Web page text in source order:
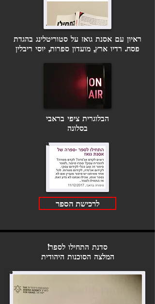
ראיון עם אסנת גואז על סטוריטלינג בהגדת
פסח. רדיו ארץ, מועדון ספרות, יוסי ריבלין
הבלוגרית ציפי בראבי
בסלונה
לרכישת הספר
סדנת התחילו לספר!
המלצה הסוכנות היהודית